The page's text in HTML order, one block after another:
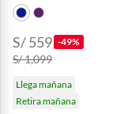
S/ 559 -49%
S/ 1,099
Llega mañana
Retira mañana